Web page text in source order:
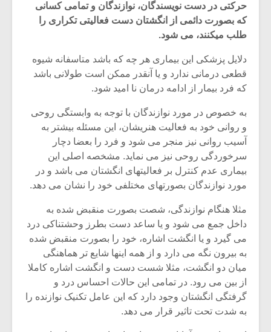
حرکتی در دست نویسندگان، نوازندگان و تمامی کسانی
که بصورت دائمی از انگشتان دست فعالیتی تکراری را
طلب میکنند، می شود.
دلایل پزشکی این بیماری هر چه که باشد متاسفانه شیوه
قطعی درمانی ندارد و یا آنقدر ممکن است طولانی باشد
که فرد بیمار از ادامه درمان نا امید شود.
به خصوص در مورد نوازندگان با توجه به وابستگی روحی
و روانی خود به فعالیت هنریشان، این مسئله بیشتر به
آسیب روانی نیز منجر می شود و فرد را بعضا دچار
سرخوردگی روحی نیز می نماید. مشخصه اصلی این
بیماری عدم کنترل بر فعالیتهای انگشتان می باشد و در
مورد نوازندگان بصورتهای مختلفی خود را نشان می دهد.
مثلا هنگام نوازندگی، شصت بصورت منقبض شده به
داخل جمع می شود و یا ساعد دست بطرز وحشتناکی درد
می گیرد و یا انگشت اشاره، خود را بصورت منقبض شده
به بیرون نگه می دارد و از همه اینها شایع تر هماهنگی
میان دو انگشت، مثلا شست دست و انگشت اشاره کاملا
از بین می رود. در تمامی این حالات احساس درد و
گرفتگی انگشتان وجود دارد که این عامل تکنیک نوازنده را
به شدت تحت تاثیر قرار می دهد.
میکلوش روژا